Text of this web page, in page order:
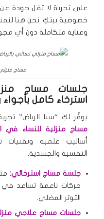
على تجربة لا تقل جودة عن
خصوصية بيتكِ. نحن هنا
وعناية متكاملة دون أي
مساج
جلسات مساج
استرخاء كامل
يوفّر لكِ “سبا الرياض”
مساج منزلية للنساء في
أساليب علمية
النفسية والجسدية.
جلسة مساج استرخائي:
حركات ناعمة تساعد في
التوتر العضلي.
جلسات مساج علاجي